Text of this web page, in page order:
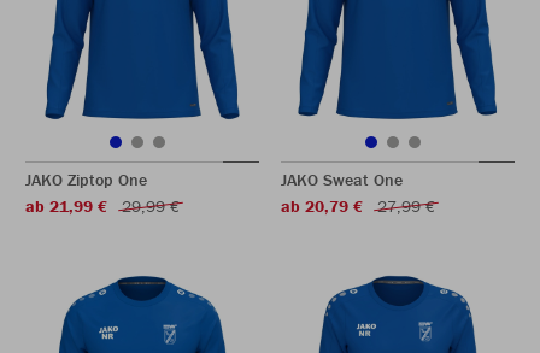
JAKO Ziptop One
ab 21,99 €
29,99 €
JAKO Sweat One
ab 20,79 €
27,99 €